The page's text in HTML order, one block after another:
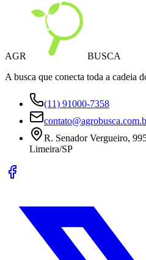
AGR
BUSCA
A busca que conecta toda a cadeia
(11) 91000-7358
R. Senador Vergueiro,
Limeira/SP